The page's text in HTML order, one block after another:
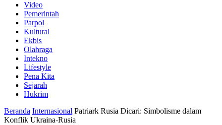
Video
Pemerintah
Parpol
Kultural
Ekbis
Olahraga
Intekno
Lifestyle
Pena Kita
Sejarah
Hukrim
Beranda Internasional Patriark Rusia Dicari: Simbolisme dalam
Konflik Ukraina-Rusia